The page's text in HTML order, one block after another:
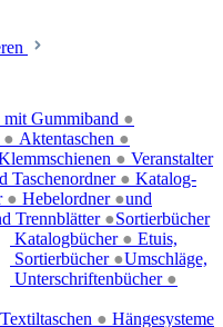
mit Gummiband ●
● Aktentaschen ●
● Veranstalter
Taschenordner ●
● Hebelordner ●
Trennblätter ●
Katalog-
und
Sortierbücher
Katalogbücher ●
Sortierbücher ●
Unterschriftenbücher ●
Etuis,
Umschläge,
Textiltaschen ● Hängesysteme